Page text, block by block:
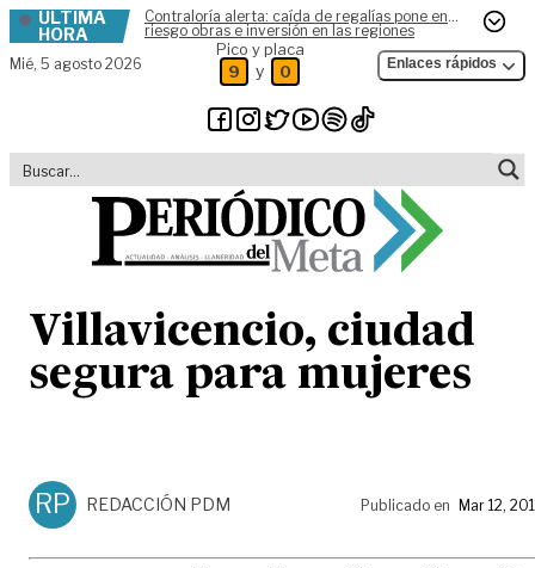
Skip to content
ÚLTIMA
HORA
Contraloría alerta: caída de regalías pone en
riesgo obras e inversión en las regiones
Mié, 5 agosto 2026
Pico y placa
9 y 0 Enlaces rápidos
Villavicencio, ciudad
segura para mujeres
RP REDACCIÓN PDM Publicado en Mar 12,